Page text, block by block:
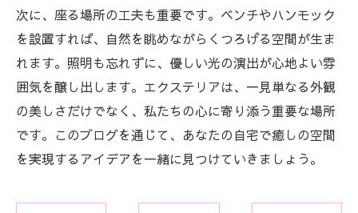
次に、座る場所の工夫も重要です。ベンチやハンモック
を設置すれば、自然を眺めながらくつろげる空間が生ま
れます。照明も忘れずに、優しい光の演出が心地よい雰
囲気を醸し出します。エクステリアは、一見単なる外観
の美しさだけでなく、私たちの心に寄り添う重要な場所
です。このブログを通じて、あなたの自宅で癒しの空間
を実現するアイデアを一緒に見つけていきましょう。